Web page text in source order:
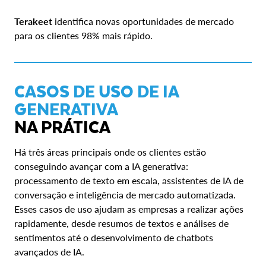
Terakeet identifica novas oportunidades de mercado
para os clientes 98% mais rápido.
CASOS DE USO DE IA
GENERATIVA
NA PRÁTICA
Há três áreas principais onde os clientes estão
conseguindo avançar com a IA generativa:
processamento de texto em escala, assistentes de IA de
conversação e inteligência de mercado automatizada.
Esses casos de uso ajudam as empresas a realizar ações
rapidamente, desde resumos de textos e análises de
sentimentos até o desenvolvimento de chatbots
avançados de IA.